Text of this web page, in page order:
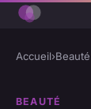
Accueil›Beauté
BEAUTÉ